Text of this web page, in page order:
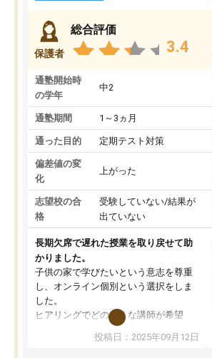
保護者
総合評価
3.4
通塾開始時
の学年
中2
通塾期間 1～3ヵ月
通った目的 定期テスト対策
偏差値の変
化
上がった
志望校の合
格
受験していない/結果が
出ていない
長期欠席で遅れた授業を取り戻せて助
かりました。
子供の家で学びたいという意志を尊重
し、オンライン個別という選択をしま
した。
ヒアリングでどのような講師が希望
か、オプションは付帯するかなど選ぶ
事が出来ました。
投稿日：2025年09月12日